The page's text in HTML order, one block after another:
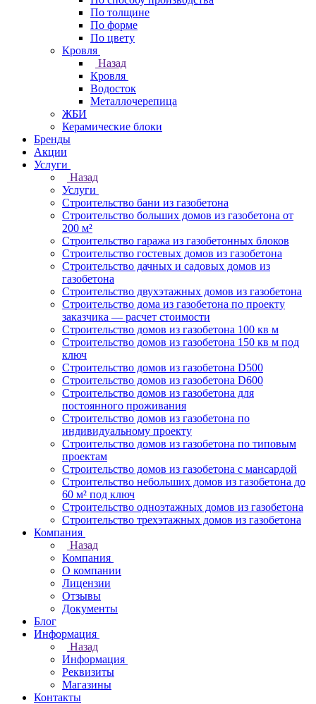
По толщине
По форме
По цвету
Кровля
Назад
Кровля
Водосток
Металлочерепица
ЖБИ
Керамические блоки
Бренды
Акции
Услуги
Назад
Услуги
Строительство бани из газобетона
Строительство больших домов из газобетона от
200 м²
Строительство гаража из газобетонных блоков
Строительство гостевых домов из газобетона
Строительство дачных и садовых домов из
газобетона
Строительство двухэтажных домов из газобетона
Строительство дома из газобетона по проекту
заказчика — расчет стоимости
Строительство домов из газобетона 100 кв м
Строительство домов из газобетона 150 кв м под
ключ
Строительство домов из газобетона D500
Строительство домов из газобетона D600
Строительство домов из газобетона для
постоянного проживания
Строительство домов из газобетона по
индивидуальному проекту
Строительство домов из газобетона по типовым
проектам
Строительство домов из газобетона с мансардой
Строительство небольших домов из газобетона до
60 м² под ключ
Строительство одноэтажных домов из газобетона
Строительство трехэтажных домов из газобетона
Компания
Назад
Компания
О компании
Лицензии
Отзывы
Документы
Блог
Информация
Назад
Информация
Реквизиты
Магазины
Контакты